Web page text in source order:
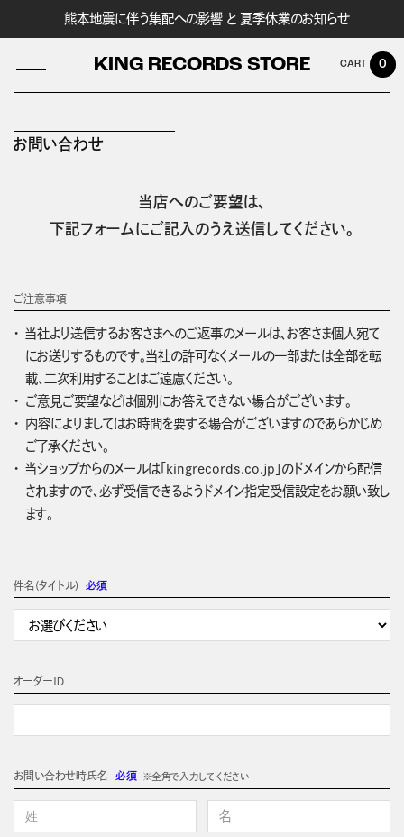
熊本地震に伴う集配への影響 と 夏季休業のお知らせ
KING RECORDS STORE 0
お問い合わせ
当店へのご要望は、
下記フォームにご記入のうえ送信してください。
ご注意事項
当社より送信するお客さまへのご返事のメールは、お客さま個人宛て
にお送りするものです。当社の許可なくメールの一部または全部を転
載、二次利用することはご遠慮ください。
ご意見ご要望などは個別にお答えできない場合がございます。
内容によりましてはお時間を要する場合がございますのであらかじめ
ご了承ください。
当ショップからのメールは「kingrecords.co.jp」のドメインから配信
されますので、必ず受信できるようドメイン指定受信設定をお願い致し
ます。
件名(タイトル) 必須
オーダーＩＤ
お問い合わせ時氏名 必須 ※全角で入力してください